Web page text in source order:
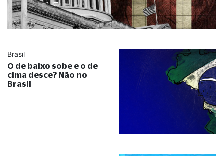
Brasil
O de baixo sobe e o de
cima desce? Não no
Brasil